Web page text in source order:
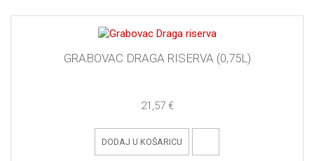
GRABOVAC DRAGA RISERVA (0,75L)
21,57 €
DODAJ U KOŠARICU